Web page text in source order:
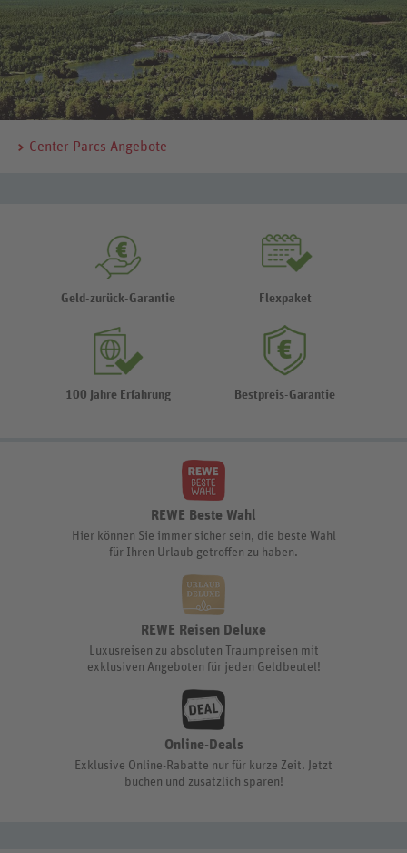
Center Parcs Angebote
Geld-zurück-Garantie Flexpaket
100 Jahre Erfahrung Bestpreis-Garantie
REWE Beste Wahl
Hier können Sie immer sicher sein, die beste Wahl
für Ihren Urlaub getroffen zu haben.
REWE Reisen Deluxe
Luxusreisen zu absoluten Traumpreisen mit
exklusiven Angeboten für jeden Geldbeutel!
Online-Deals
Exklusive Online-Rabatte nur für kurze Zeit. Jetzt
buchen und zusätzlich sparen!